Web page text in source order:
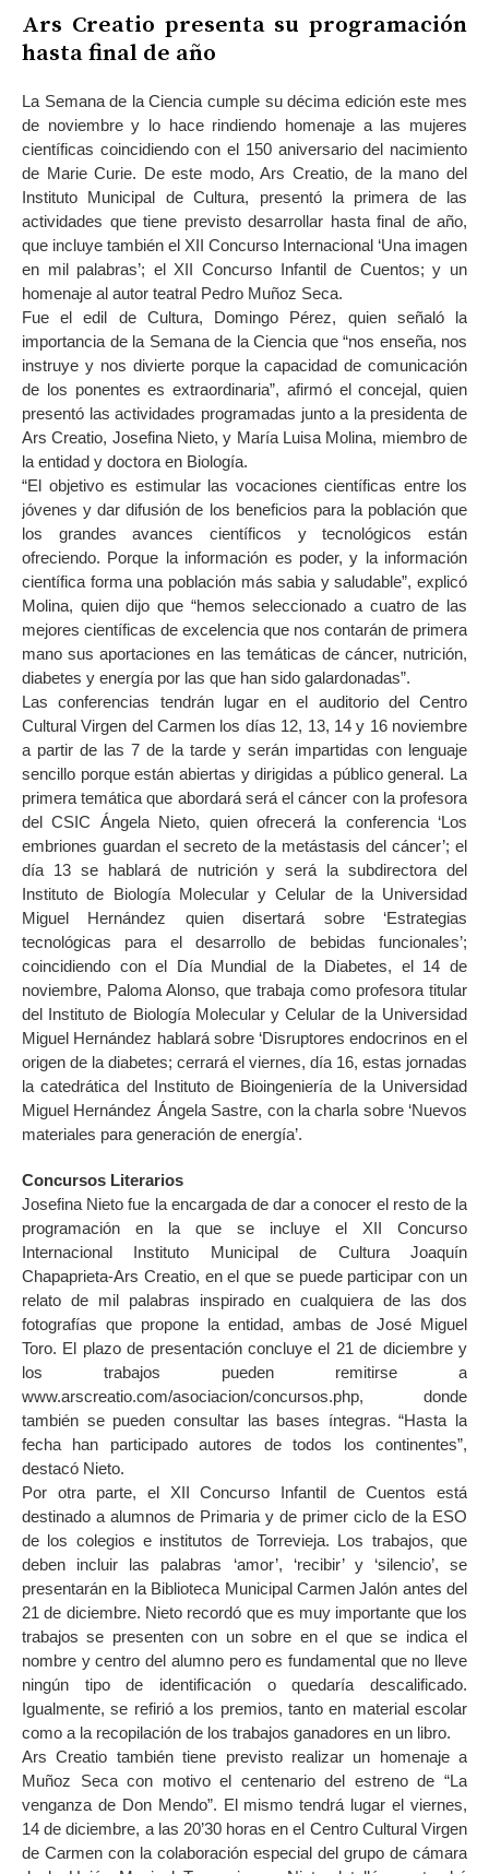
Ars Creatio presenta su programación
hasta final de año
La Semana de la Ciencia cumple su décima edición este mes
de noviembre y lo hace rindiendo homenaje a las mujeres
científicas coincidiendo con el 150 aniversario del nacimiento
de Marie Curie. De este modo, Ars Creatio, de la mano del
Instituto Municipal de Cultura, presentó la primera de las
actividades que tiene previsto desarrollar hasta final de año,
que incluye también el XII Concurso Internacional ‘Una imagen
en mil palabras’; el XII Concurso Infantil de Cuentos; y un
homenaje al autor teatral Pedro Muñoz Seca.
Fue el edil de Cultura, Domingo Pérez, quien señaló la
importancia de la Semana de la Ciencia que “nos enseña, nos
instruye y nos divierte porque la capacidad de comunicación
de los ponentes es extraordinaria”, afirmó el concejal, quien
presentó las actividades programadas junto a la presidenta de
Ars Creatio, Josefina Nieto, y María Luisa Molina, miembro de
la entidad y doctora en Biología.
“El objetivo es estimular las vocaciones científicas entre los
jóvenes y dar difusión de los beneficios para la población que
los grandes avances científicos y tecnológicos están
ofreciendo. Porque la información es poder, y la información
científica forma una población más sabia y saludable”, explicó
Molina, quien dijo que “hemos seleccionado a cuatro de las
mejores científicas de excelencia que nos contarán de primera
mano sus aportaciones en las temáticas de cáncer, nutrición,
diabetes y energía por las que han sido galardonadas”.
Las conferencias tendrán lugar en el auditorio del Centro
Cultural Virgen del Carmen los días 12, 13, 14 y 16 noviembre
a partir de las 7 de la tarde y serán impartidas con lenguaje
sencillo porque están abiertas y dirigidas a público general. La
primera temática que abordará será el cáncer con la profesora
del CSIC Ángela Nieto, quien ofrecerá la conferencia ‘Los
embriones guardan el secreto de la metástasis del cáncer’; el
día 13 se hablará de nutrición y será la subdirectora del
Instituto de Biología Molecular y Celular de la Universidad
Miguel Hernández quien disertará sobre ‘Estrategias
tecnológicas para el desarrollo de bebidas funcionales’;
coincidiendo con el Día Mundial de la Diabetes, el 14 de
noviembre, Paloma Alonso, que trabaja como profesora titular
del Instituto de Biología Molecular y Celular de la Universidad
Miguel Hernández hablará sobre ‘Disruptores endocrinos en el
origen de la diabetes; cerrará el viernes, día 16, estas jornadas
la catedrática del Instituto de Bioingeniería de la Universidad
Miguel Hernández Ángela Sastre, con la charla sobre ‘Nuevos
materiales para generación de energía’.
Concursos Literarios
Josefina Nieto fue la encargada de dar a conocer el resto de la
programación en la que se incluye el XII Concurso
Internacional Instituto Municipal de Cultura Joaquín
Chapaprieta-Ars Creatio, en el que se puede participar con un
relato de mil palabras inspirado en cualquiera de las dos
fotografías que propone la entidad, ambas de José Miguel
Toro. El plazo de presentación concluye el 21 de diciembre y
los trabajos pueden remitirse a
www.arscreatio.com/asociacion/concursos.php, donde
también se pueden consultar las bases íntegras. “Hasta la
fecha han participado autores de todos los continentes”,
destacó Nieto.
Por otra parte, el XII Concurso Infantil de Cuentos está
destinado a alumnos de Primaria y de primer ciclo de la ESO
de los colegios e institutos de Torrevieja. Los trabajos, que
deben incluir las palabras ‘amor’, ‘recibir’ y ‘silencio’, se
presentarán en la Biblioteca Municipal Carmen Jalón antes del
21 de diciembre. Nieto recordó que es muy importante que los
trabajos se presenten con un sobre en el que se indica el
nombre y centro del alumno pero es fundamental que no lleve
ningún tipo de identificación o quedaría descalificado.
Igualmente, se refirió a los premios, tanto en material escolar
como a la recopilación de los trabajos ganadores en un libro.
Ars Creatio también tiene previsto realizar un homenaje a
Muñoz Seca con motivo el centenario del estreno de “La
venganza de Don Mendo”. El mismo tendrá lugar el viernes,
14 de diciembre, a las 20’30 horas en el Centro Cultural Virgen
de Carmen con la colaboración especial del grupo de cámara